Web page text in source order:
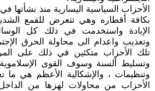
الأحزاب السياسية اليسارية منذ نشأتها
بكافة أقطاره وهي تتعرض للقمع
الإبادة واستخدمت في ذلك كل
وتعذيب واعدام الى محاولة الحرق
تلك الأحزاب متكئين في ذلك على
وتسليط ألسنة وسوف القوى
وتنظيمات ، والإشكالية الأعظم هي
الأحزاب من محاولات لهزها من